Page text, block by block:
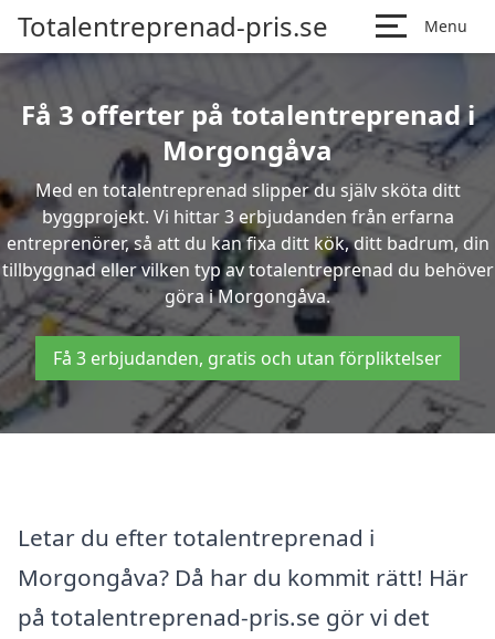
Totalentreprenad-pris.se Menu
Få 3 offerter på totalentreprenad i
Morgongåva
Med en totalentreprenad slipper du själv sköta ditt
byggprojekt. Vi hittar 3 erbjudanden från erfarna
entreprenörer, så att du kan fixa ditt kök, ditt badrum, din
tillbyggnad eller vilken typ av totalentreprenad du behöver
göra i Morgongåva.
Få 3 erbjudanden, gratis och utan förpliktelser
Letar du efter totalentreprenad i
Morgongåva? Då har du kommit rätt! Här
på totalentreprenad-pris.se gör vi det